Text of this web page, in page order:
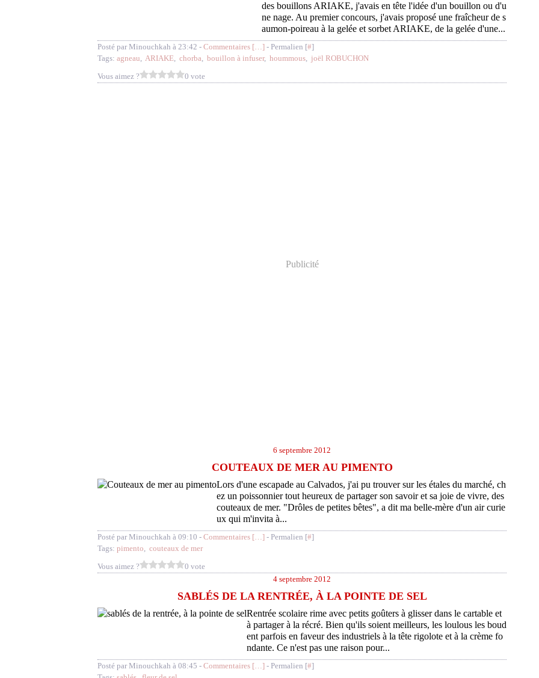
des bouillons ARIAKE, j'avais en tête l'idée d'un bouillon ou d'u
ne nage. Au premier concours, j'avais proposé une fraîcheur de s
aumon-poireau à la gelée et sorbet ARIAKE, de la gelée d'une...
Posté par Minouchkah à 23:42 - Commentaires […] - Permalien [#]
Tags: agneau, ARIAKE, chorba, bouillon à infuser, hoummous, joël ROBUCHON
Vous aimez ?
0 vote
Publicité
6 septembre 2012
COUTEAUX DE MER AU PIMENTO
Lors d'une escapade au Calvados, j'ai pu trouver sur les étales du marché, ch
ez un poissonnier tout heureux de partager son savoir et sa joie de vivre, des
couteaux de mer. "Drôles de petites bêtes", a dit ma belle-mère d'un air curie
ux qui m'invita à...
Posté par Minouchkah à 09:10 - Commentaires […] - Permalien [#]
Tags: pimento, couteaux de mer
Vous aimez ?
0 vote
4 septembre 2012
SABLÉS DE LA RENTRÉE, À LA POINTE DE SEL
Rentrée scolaire rime avec petits goûters à glisser dans le cartable et
à partager à la récré. Bien qu'ils soient meilleurs, les loulous les boud
ent parfois en faveur des industriels à la tête rigolote et à la crème fo
ndante. Ce n'est pas une raison pour...
Posté par Minouchkah à 08:45 - Commentaires […] - Permalien [#]